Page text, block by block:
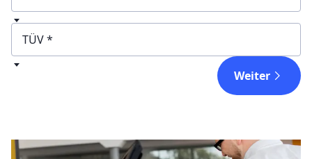
Getriebeart
Weiter